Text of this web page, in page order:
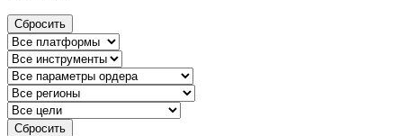
Сбросить
Сбросить